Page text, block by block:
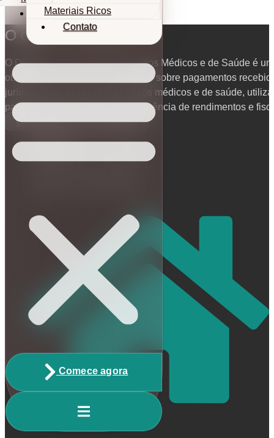
Contato
Materiais Ricos
Contato
Comece agora
O que é o DMED?
O DMED – Declaração de Serviços Médicos e de Saúde é
obrigatório que reúne informações sobre pagamentos
jurídicas na prestação de serviços médicos e de saúde,
para cruzamento de dados, conferência de rendimentos e
Contabilidade para Médicos
Atualizado em 16/10/2025